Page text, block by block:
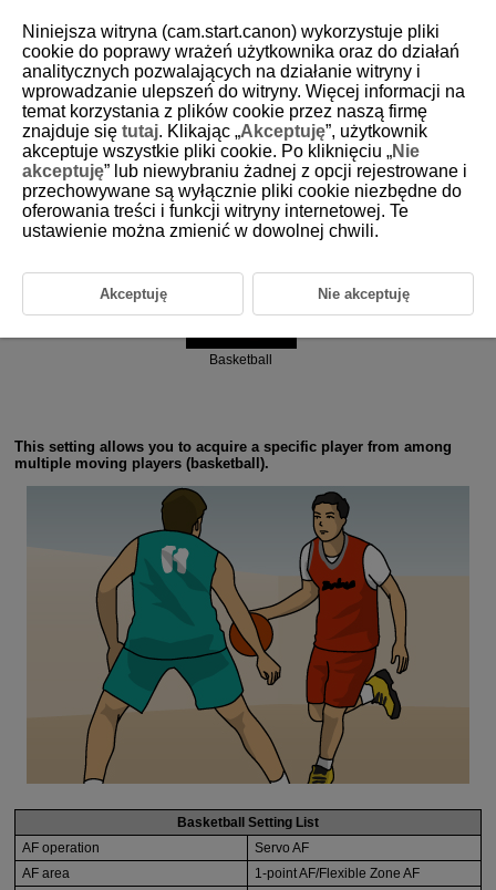
6-2 Ball Sports: Basketball
Action priority
Basketball
This setting allows you to acquire a specific player from among
multiple moving players (basketball).
Basketball Setting List
AF operation
Servo AF
AF area
1-point AF/Flexible Zone AF
Niniejsza witryna (cam.start.canon) wykorzystuje pliki
cookie do poprawy wrażeń użytkownika oraz do działań
analitycznych pozwalających na działanie witryny i
wprowadzanie ulepszeń do witryny. Więcej informacji na
temat korzystania z plików cookie przez naszą firmę
znajduje się tutaj. Klikając „Akceptuję”, użytkownik
akceptuje wszystkie pliki cookie. Po kliknięciu „Nie
akceptuję” lub niewybraniu żadnej z opcji rejestrowane i
przechowywane są wyłącznie pliki cookie niezbędne do
oferowania treści i funkcji witryny internetowej. Te
ustawienie można zmienić w dowolnej chwili.
Akceptuję Nie akceptuję